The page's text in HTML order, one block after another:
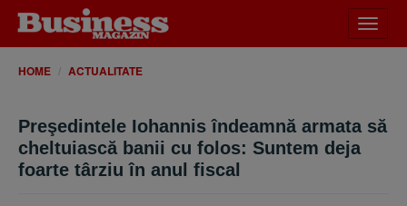
meniu
HOME ACTUALITATE
Preşedintele Iohannis îndeamnă armata să
cheltuiască banii cu folos: Suntem deja
foarte târziu în anul fiscal